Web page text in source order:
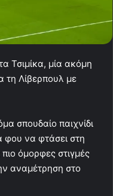
Τσιμίκα, μία ακόμη
τη Λίβερπουλ με
σπουδαίο παιχνίδι
φου να φτάσει στη
πιο όμορφες στιγμές
αναμέτρηση στο